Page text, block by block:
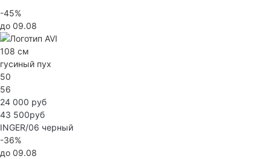
-45%
до 09.08
108 см
гусиный пух
50
56
24 000 руб
43 500руб
INGER/06 черный
-36%
до 09.08